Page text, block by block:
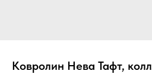
Ковролин Нева Тафт,